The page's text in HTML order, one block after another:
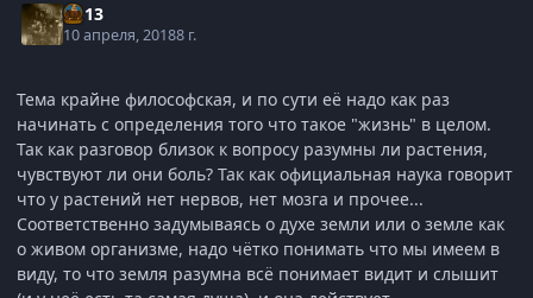
kl-13
10 апреля, 20188 г.
Тема крайне философская, и по сути её надо как раз
начинать с определения того что такое "жизнь" в целом.
Так как разговор близок к вопросу разумны ли растения,
чувствуют ли они боль? Так как официальная наука говорит
что у растений нет нервов, нет мозга и прочее...
Соответственно задумываясь о духе земли или о земле как
о живом организме, надо чётко понимать что мы имеем в
виду, то что земля разумна всё понимает видит и слышит